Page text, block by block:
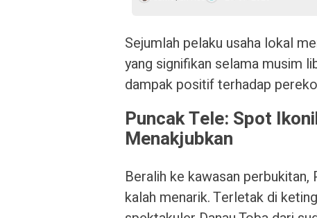
Sejumlah pelaku usaha lokal
yang signifikan selama musim
dampak positif terhadap
Puncak Tele: Spot
Menakjubkan
Beralih ke kawasan
kalah menarik. Terletak di